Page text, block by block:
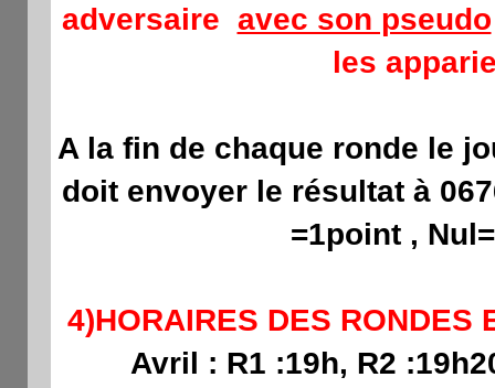
adversaire avec son pseudo
les
A la fin de chaque ronde le
doit envoyer le résultat à
=1point ,
4)HORAIRES DES RONDES
Avril : R1 :19h, R2